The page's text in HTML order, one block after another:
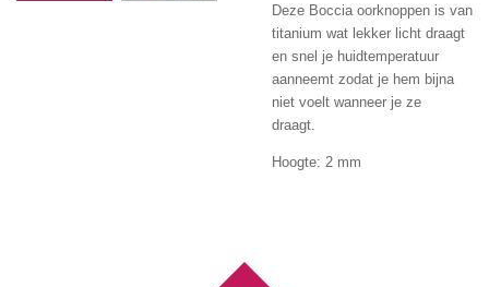
Deze Boccia oorknoppen is van
titanium wat lekker licht draagt
en snel je huidtemperatuur
aanneemt zodat je hem bijna
niet voelt wanneer je ze
draagt.
Hoogte: 2 mm